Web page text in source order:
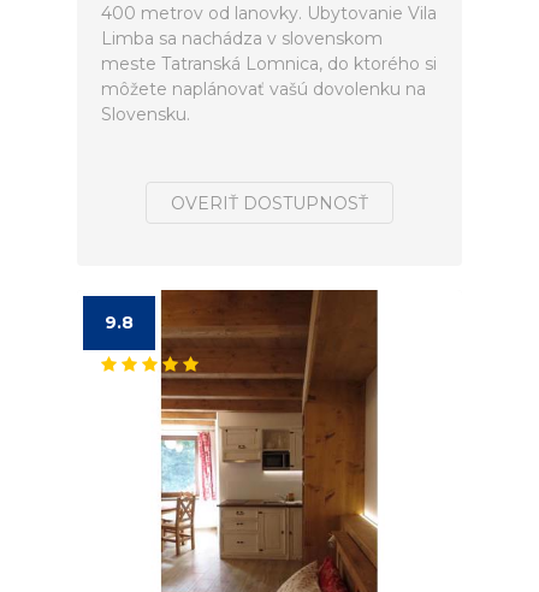
400 metrov od lanovky. Ubytovanie Vila
Limba sa nachádza v slovenskom
meste Tatranská Lomnica, do ktorého si
môžete naplánovať vašú dovolenku na
Slovensku.
OVERIŤ DOSTUPNOSŤ
9.8